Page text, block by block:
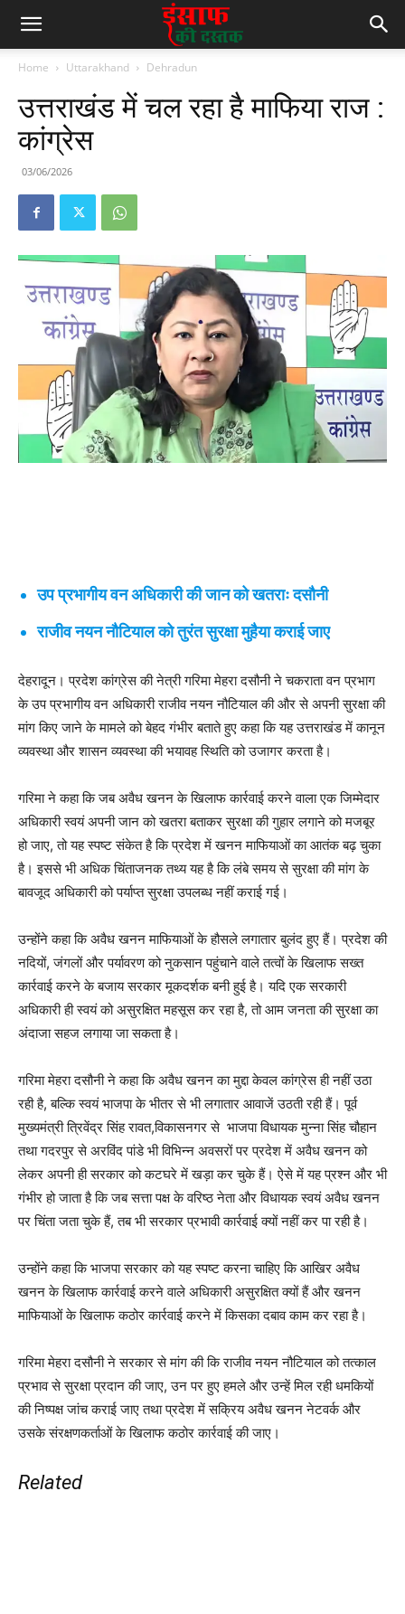
Home Uttarakhand Dehradun
उत्तराखंड में चल रहा है माफिया राज :
कांग्रेस
03/06/2026
उप प्रभागीय वन अधिकारी की जान को खतराः दसौनी
राजीव नयन नौटियाल को तुरंत सुरक्षा मुहैया कराई जाए
देहरादून। प्रदेश कांग्रेस की नेत्री गरिमा मेहरा दसौनी ने चकराता वन प्रभाग
के उप प्रभागीय वन अधिकारी राजीव नयन नौटियाल की और से अपनी सुरक्षा की
मांग किए जाने के मामले को बेहद गंभीर बताते हुए कहा कि यह उत्तराखंड में कानून
व्यवस्था और शासन व्यवस्था की भयावह स्थिति को उजागर करता है।
गरिमा ने कहा कि जब अवैध खनन के खिलाफ कार्रवाई करने वाला एक जिम्मेदार
अधिकारी स्वयं अपनी जान को खतरा बताकर सुरक्षा की गुहार लगाने को मजबूर
हो जाए, तो यह स्पष्ट संकेत है कि प्रदेश में खनन माफियाओं का आतंक बढ़ चुका
है। इससे भी अधिक चिंताजनक तथ्य यह है कि लंबे समय से सुरक्षा की मांग के
बावजूद अधिकारी को पर्याप्त सुरक्षा उपलब्ध नहीं कराई गई।
उन्होंने कहा कि अवैध खनन माफियाओं के हौसले लगातार बुलंद हुए हैं। प्रदेश की
नदियों, जंगलों और पर्यावरण को नुकसान पहुंचाने वाले तत्वों के खिलाफ सख्त
कार्रवाई करने के बजाय सरकार मूकदर्शक बनी हुई है। यदि एक सरकारी
अधिकारी ही स्वयं को असुरक्षित महसूस कर रहा है, तो आम जनता की सुरक्षा का
अंदाजा सहज लगाया जा सकता है।
गरिमा मेहरा दसौनी ने कहा कि अवैध खनन का मुद्दा केवल कांग्रेस ही नहीं उठा
रही है, बल्कि स्वयं भाजपा के भीतर से भी लगातार आवाजें उठती रही हैं। पूर्व
मुख्यमंत्री त्रिवेंद्र सिंह रावत,विकासनगर से भाजपा विधायक मुन्ना सिंह चौहान
तथा गदरपुर से अरविंद पांडे भी विभिन्न अवसरों पर प्रदेश में अवैध खनन को
लेकर अपनी ही सरकार को कटघरे में खड़ा कर चुके हैं। ऐसे में यह प्रश्न और भी
गंभीर हो जाता है कि जब सत्ता पक्ष के वरिष्ठ नेता और विधायक स्वयं अवैध खनन
पर चिंता जता चुके हैं, तब भी सरकार प्रभावी कार्रवाई क्यों नहीं कर पा रही है।
उन्होंने कहा कि भाजपा सरकार को यह स्पष्ट करना चाहिए कि आखिर अवैध
खनन के खिलाफ कार्रवाई करने वाले अधिकारी असुरक्षित क्यों हैं और खनन
माफियाओं के खिलाफ कठोर कार्रवाई करने में किसका दबाव काम कर रहा है।
गरिमा मेहरा दसौनी ने सरकार से मांग की कि राजीव नयन नौटियाल को तत्काल
प्रभाव से सुरक्षा प्रदान की जाए, उन पर हुए हमले और उन्हें मिल रही धमकियों
की निष्पक्ष जांच कराई जाए तथा प्रदेश में सक्रिय अवैध खनन नेटवर्क और
उसके संरक्षणकर्ताओं के खिलाफ कठोर कार्रवाई की जाए।
Related